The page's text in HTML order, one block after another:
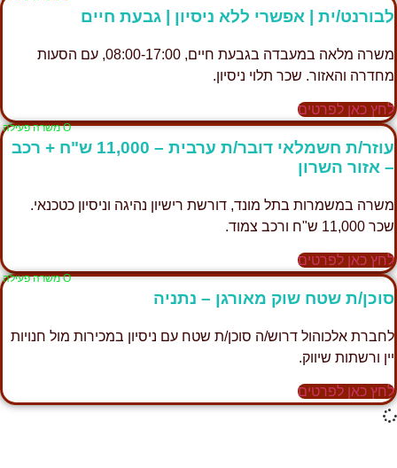
ית | אפשרי ללא ניסיון | גבעת חיים
משרה מלאה במעבדה בגבעת חיים, 08:00-17:00, עם הסעות
והאזור. שכר תלוי ניסיון.
כאן לפרטים
Ο משרה פעילה
עוזר/ת חשמלאי דובר/ת ערבית – 11,000 ש"ח + רכב
אזור השרון
במשמרות בתל מונד, דורשת רישיון נהיגה וניסיון כטכנאי.
ש"ח ורכב צמוד.
כאן לפרטים
Ο משרה פעילה
ת שטח שוק מאורגן – נתניה
אלכוהול דרוש/ה סוכן/ת שטח עם ניסיון במכירות מול חנויות
ורשתות שיווק.
כאן לפרטים